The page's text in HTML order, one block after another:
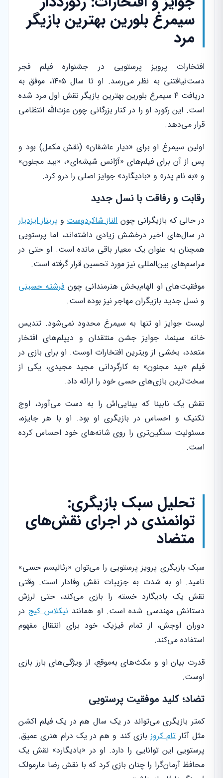
سیمرغ بلورین بهترین بازیگر
مرد
افتخارات پرویز پرستویی در جشنواره فیلم فجر
دست‌نیافتنی به نظر می‌رسد. او تا سال ۱۴۰۵، موفق به
دریافت ۴ سیمرغ بلورین بهترین بازیگر نقش اول مرد شده
است. این رکورد او را در کنار بزرگانی چون عزت‌الله انتظامی
قرار می‌دهد.
اولین سیمرغ او برای «دیار عاشقان» (نقش مکمل) بود و
پس از آن برای فیلم‌های «آژانس شیشه‌ای»، «بید مجنون»
و «به نام پدر» و «بادیگارد» جوایز اصلی را درو کرد.
رقابت و رفاقت با نسل جدید
در حالی که بازیگرانی چونالناز شاکردوستو پریناز ایزدیار
در سال‌های اخیر درخشش زیادی داشته‌اند، اما پرستویی
همچنان به عنوان یک معیار باقی مانده است. او حتی در
مراسم‌های بین‌المللی نیز مورد تحسین قرار گرفته است.
موفقیت‌های او الهام‌بخش هنرمندانی چونفرشته حسینی
و نسل جدید بازیگران مهاجر نیز بوده است.
لیست جوایز او تنها به سیمرغ محدود نمی‌شود. تندیس
خانه سینما، جوایز جشن منتقدان و دیپلم‌های افتخار
متعدد، بخشی از ویترین افتخارات اوست. او برای بازی در
فیلم «بید مجنون» به کارگردانی مجید مجیدی، یکی از
سخت‌ترین بازی‌های حسی خود را ارائه داد.
نقش یک نابینا که بینایی‌اش را به دست می‌آورد، اوج
تکنیک و احساس در بازیگری او بود. او با هر جایزه،
مسئولیت سنگین‌تری را روی شانه‌های خود احساس کرده
است.
تحلیل سبک بازیگری:
توانمندی در اجرای نقش‌های
متضاد
سبک بازیگری پرویز پرستویی را می‌توان «رئالیسم حسی»
نامید. او به شدت به جزییات نقش وفادار است. وقتی
نقش یک بادیگارد خسته را بازی می‌کند، حتی لرزش
دستانش مهندسی شده است. او همانندنیکلاس کیجدر
دوران اوجش، از تمام فیزیک خود برای انتقال مفهوم
استفاده می‌کند.
قدرت بیان او و مکث‌های به‌موقع، از ویژگی‌های بارز بازی
اوست.
تضاد؛ کلید موفقیت پرستویی
کمتر بازیگری می‌تواند در یک سال هم در یک فیلم اکشن
مثل آثارتام کروز بازی کند و هم در یک درام هنری عمیق.
پرستویی این توانایی را دارد. او در «بادیگارد» نقش یک
محافظ آرمان‌گرا را چنان بازی کرد که با نقش رضا مارمولک